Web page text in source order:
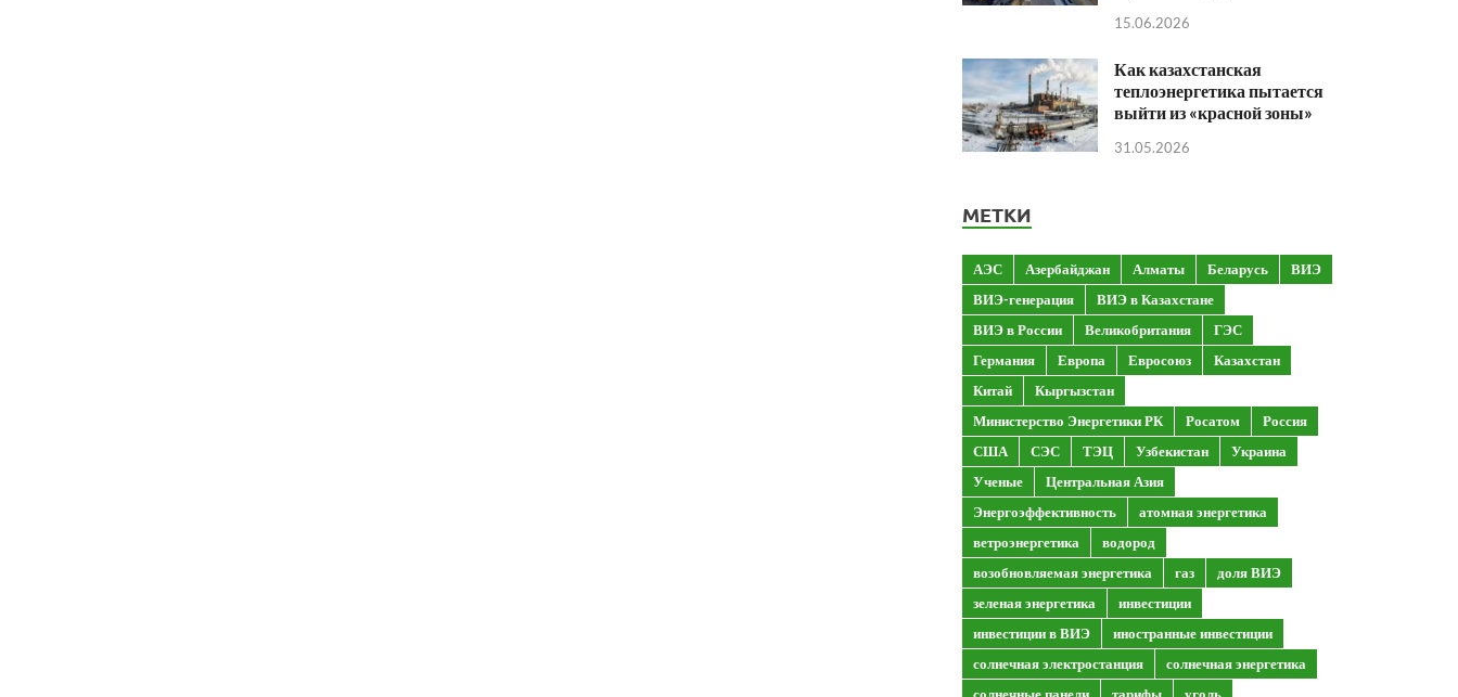
15.06.2026
Как казахстанская
теплоэнергетика пытается
выйти из «красной зоны»
31.05.2026
МЕТКИ
АЭС Азербайджан Алматы Беларусь
ВИЭ
ВИЭ-генерация
ВИЭ в Казахстане
ВИЭ в России
Великобритания
ГЭС
Германия
Европа Евросоюз
Казахстан
Китай
Кыргызстан
Министерство Энергетики РК
Росатом
Россия
США
СЭС ТЭЦ Узбекистан
Украина
Ученые
Центральная Азия
Энергоэффективность
атомная энергетика
ветроэнергетика
водород
возобновляемая энергетика
газ
доля ВИЭ
зеленая энергетика
инвестиции
инвестиции в ВИЭ
иностранные инвестиции
солнечная электростанция
солнечная энергетика
солнечные панели
тарифы уголь